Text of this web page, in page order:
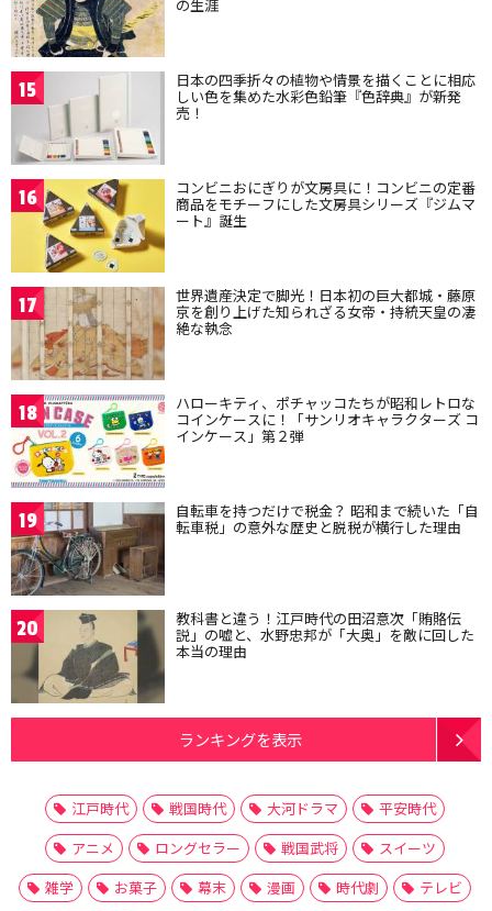
の生涯
15 日本の四季折々の植物や情景を描くことに相応
しい色を集めた水彩色鉛筆『色辞典』が新発
売！
16 コンビニおにぎりが文房具に！コンビニの定番
商品をモチーフにした文房具シリーズ『ジムマ
ート』誕生
17 世界遺産決定で脚光！日本初の巨大都城・藤原
京を創り上げた知られざる女帝・持統天皇の凄
絶な執念
18 ハローキティ、ポチャッコたちが昭和レトロな
コインケースに！「サンリオキャラクターズ コ
インケース」第２弾
19 自転車を持つだけで税金？ 昭和まで続いた「自
転車税」の意外な歴史と脱税が横行した理由
20 教科書と違う！江戸時代の田沼意次「賄賂伝
説」の嘘と、水野忠邦が「大奥」を敵に回した
本当の理由
ランキングを表示
江戸時代 戦国時代 大河ドラマ
平安時代
アニメ
ロングセラー 戦国武将
スイーツ
雑学
お菓子 幕末 漫画 時代劇
テレビ